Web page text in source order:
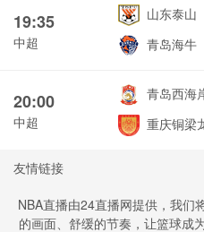
19:35
中超
山东泰山
青岛海牛
20:00
中超
青岛西海
重庆铜梁
友情链接
NBA直播由24直播网提供，我们
的画面、舒缓的节奏，让篮球成